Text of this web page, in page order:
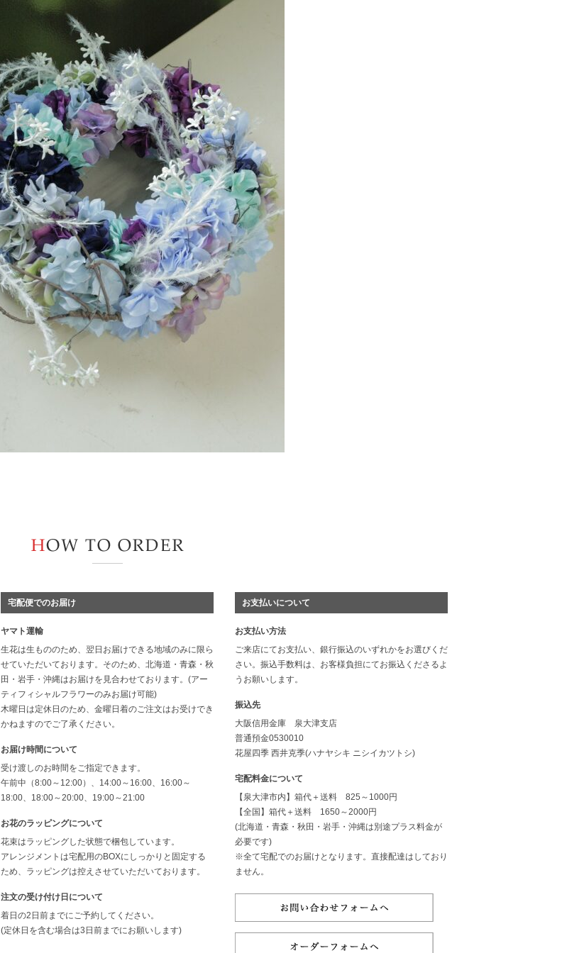
宅配便でのお届け
ヤマト運輸
生花は生もののため、翌日お届けできる地域のみに限ら
せていただいております。そのため、北海道・青森・秋
田・岩手・沖縄はお届けを見合わせております。(アー
ティフィシャルフラワーのみお届け可能)
木曜日は定休日のため、金曜日着のご注文はお受けでき
かねますのでご了承ください。
お届け時間について
受け渡しのお時間をご指定できます。
午前中（8:00～12:00）、14:00～16:00、16:00～
18:00、18:00～20:00、19:00～21:00
お花のラッピングについて
花束はラッピングした状態で梱包しています。
アレンジメントは宅配用のBOXにしっかりと固定する
ため、ラッピングは控えさせていただいております。
注文の受け付け日について
着日の2日前までにご予約してください。
(定休日を含む場合は3日前までにお願いします)
お支払いについて
お支払い方法
ご来店にてお支払い、銀行振込のいずれかをお選びくだ
さい。振込手数料は、お客様負担にてお振込くださるよ
うお願いします。
振込先
大阪信用金庫 泉大津支店
普通預金0530010
花屋四季 西井克季(ハナヤシキ ニシイカツトシ)
宅配料金について
【泉大津市内】箱代＋送料 825～1000円
【全国】箱代＋送料 1650～2000円
(北海道・青森・秋田・岩手・沖縄は別途プラス料金が
必要です)
※全て宅配でのお届けとなります。直接配達はしており
ません。